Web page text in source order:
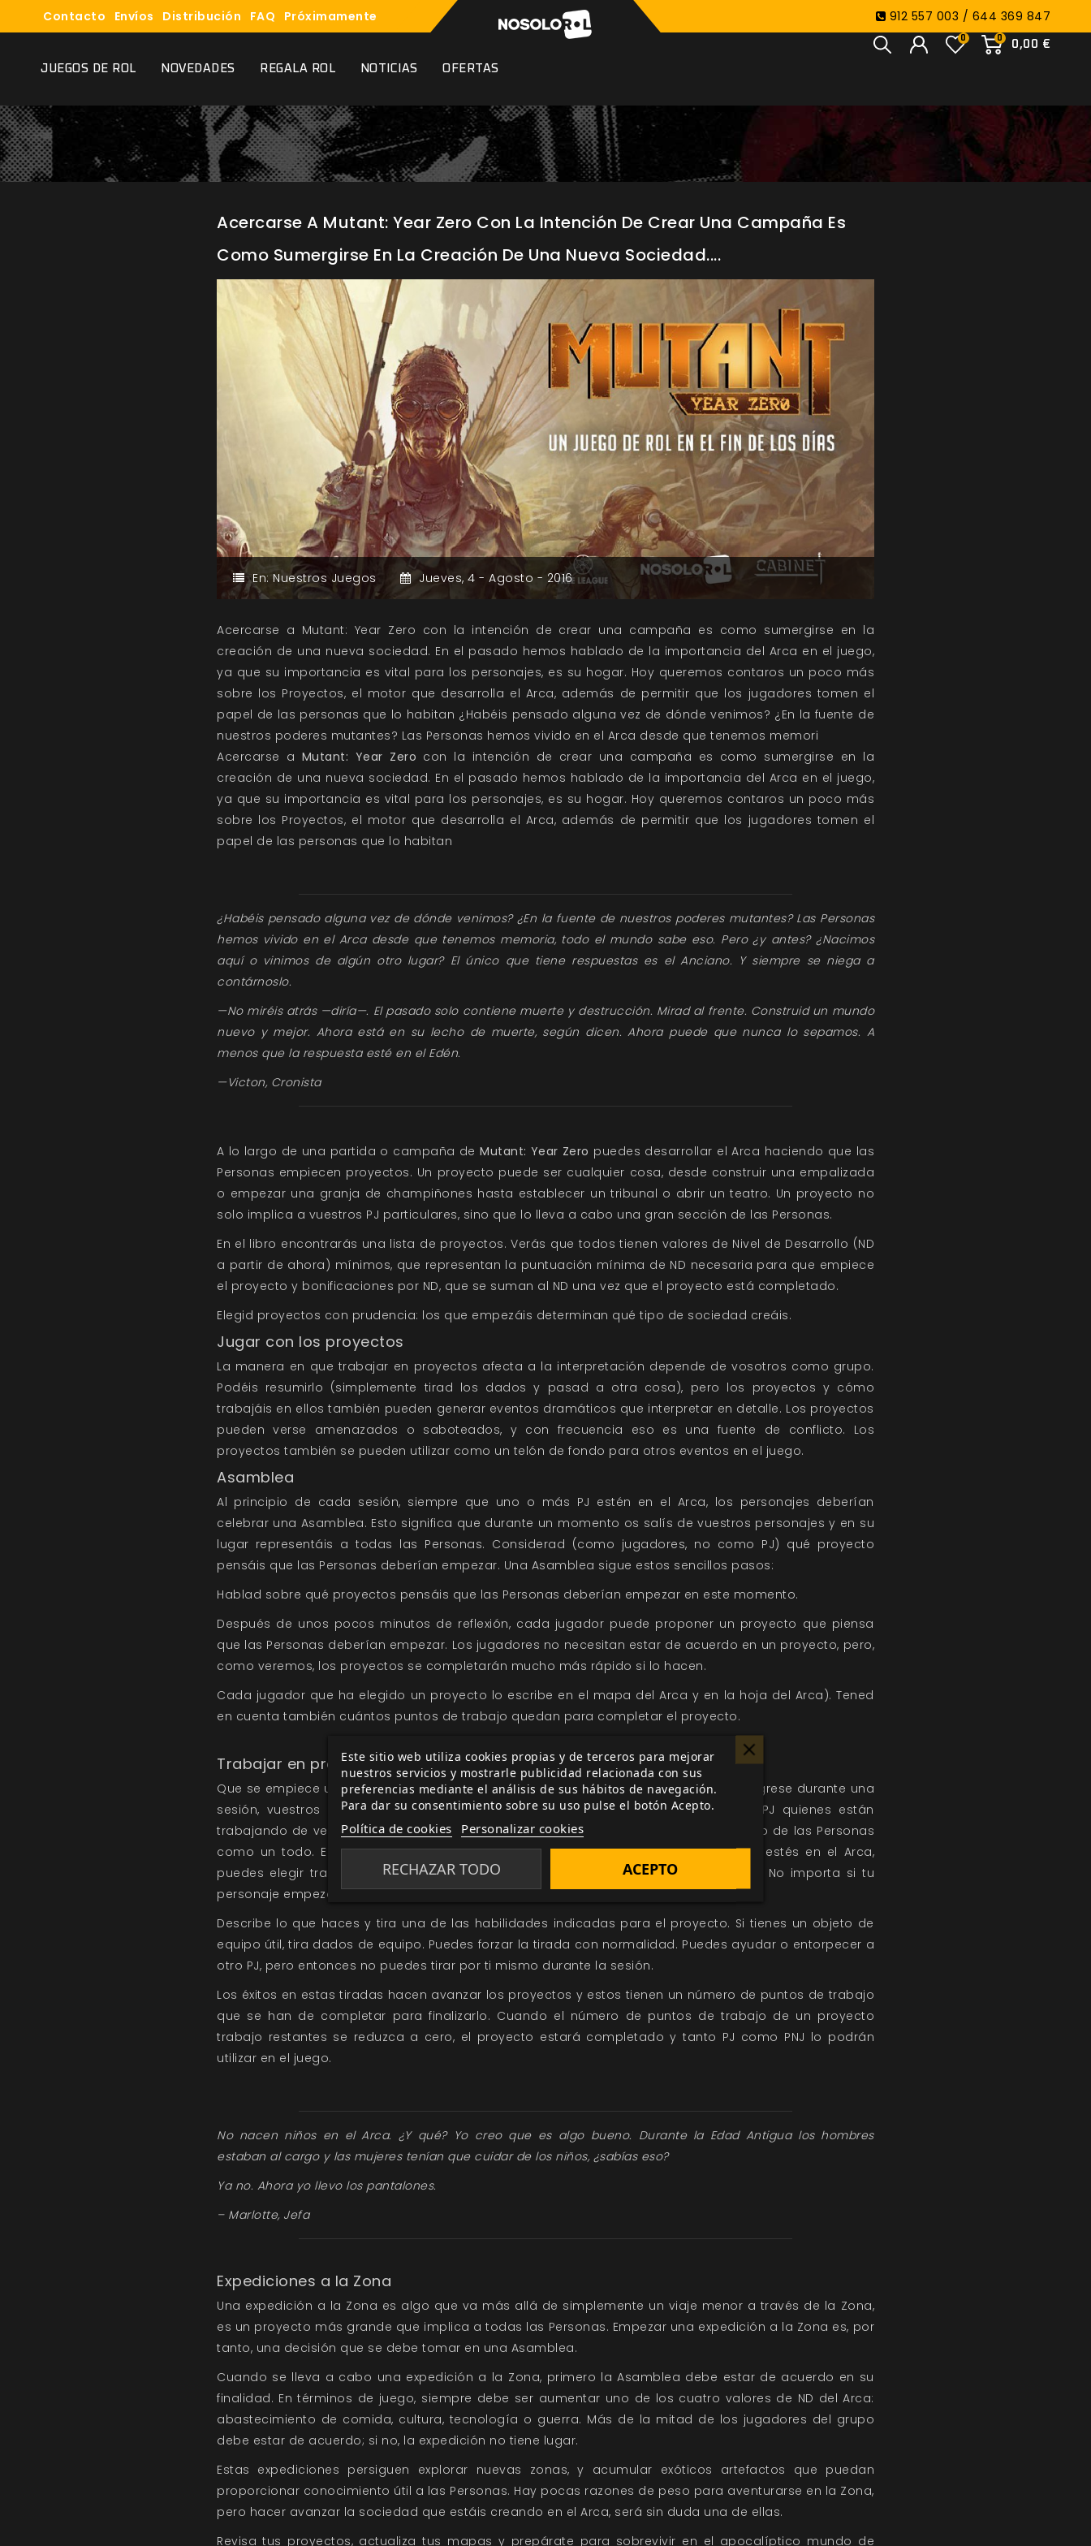
Contacto Envíos Distribución FAQ Próximamente 912 557 003 / 644 369 847
0
0,00 €
0
JUEGOS DE ROL NOVEDADES REGALA ROL NOTICIAS OFERTAS
Acercarse A Mutant: Year Zero Con La Intención De Crear Una Campaña Es
Como Sumergirse En La Creación De Una Nueva Sociedad....
En:Nuestros Juegos Jueves, 4 - Agosto - 2016
Acercarse a Mutant: Year Zero con la intención de crear una campaña es como sumergirse en la
creación de una nueva sociedad. En el pasado hemos hablado de la importancia del Arca en el juego,
ya que su importancia es vital para los personajes, es su hogar. Hoy queremos contaros un poco más
sobre los Proyectos, el motor que desarrolla el Arca, además de permitir que los jugadores tomen el
papel de las personas que lo habitan ¿Habéis pensado alguna vez de dónde venimos? ¿En la fuente de
nuestros poderes mutantes? Las Personas hemos vivido en el Arca desde que tenemos memori
Acercarse a Mutant: Year Zero con la intención de crear una campaña es como sumergirse en la
creación de una nueva sociedad. En el pasado hemos hablado de la importancia del Arca en el juego,
ya que su importancia es vital para los personajes, es su hogar. Hoy queremos contaros un poco más
sobre los Proyectos, el motor que desarrolla el Arca, además de permitir que los jugadores tomen el
papel de las personas que lo habitan
¿Habéis pensado alguna vez de dónde venimos? ¿En la fuente de nuestros poderes mutantes? Las Personas
hemos vivido en el Arca desde que tenemos memoria, todo el mundo sabe eso. Pero ¿y antes? ¿Nacimos
aquí o vinimos de algún otro lugar? El único que tiene respuestas es el Anciano. Y siempre se niega a
contárnoslo.
—No miréis atrás —diría—. El pasado solo contiene muerte y destrucción. Mirad al frente. Construid un mundo
nuevo y mejor. Ahora está en su lecho de muerte, según dicen. Ahora puede que nunca lo sepamos. A
menos que la respuesta esté en el Edén.
—Victon, Cronista
A lo largo de una partida o campaña de Mutant: Year Zero puedes desarrollar el Arca haciendo que las
Personas empiecen proyectos. Un proyecto puede ser cualquier cosa, desde construir una empalizada
o empezar una granja de champiñones hasta establecer un tribunal o abrir un teatro. Un proyecto no
solo implica a vuestros PJ particulares, sino que lo lleva a cabo una gran sección de las Personas.
En el libro encontrarás una lista de proyectos. Verás que todos tienen valores de Nivel de Desarrollo (ND
a partir de ahora) mínimos, que representan la puntuación mínima de ND necesaria para que empiece
el proyecto y bonificaciones por ND, que se suman al ND una vez que el proyecto está completado.
Elegid proyectos con prudencia: los que empezáis determinan qué tipo de sociedad creáis.
Jugar con los proyectos
La manera en que trabajar en proyectos afecta a la interpretación depende de vosotros como grupo.
Podéis resumirlo (simplemente tirad los dados y pasad a otra cosa), pero los proyectos y cómo
trabajáis en ellos también pueden generar eventos dramáticos que interpretar en detalle. Los proyectos
pueden verse amenazados o saboteados, y con frecuencia eso es una fuente de conflicto. Los
proyectos también se pueden utilizar como un telón de fondo para otros eventos en el juego.
Asamblea
Al principio de cada sesión, siempre que uno o más PJ estén en el Arca, los personajes deberían
celebrar una Asamblea. Esto significa que durante un momento os salís de vuestros personajes y en su
lugar representáis a todas las Personas. Considerad (como jugadores, no como PJ) qué proyecto
pensáis que las Personas deberían empezar. Una Asamblea sigue estos sencillos pasos:
Hablad sobre qué proyectos pensáis que las Personas deberían empezar en este momento.
Después de unos pocos minutos de reflexión, cada jugador puede proponer un proyecto que piensa
que las Personas deberían empezar. Los jugadores no necesitan estar de acuerdo en un proyecto, pero,
como veremos, los proyectos se completarán mucho más rápido si lo hacen.
Cada jugador que ha elegido un proyecto lo escribe en el mapa del Arca y en la hoja del Arca). Tened
en cuenta también cuántos puntos de trabajo quedan para completar el proyecto.
Trabajar en proyectos
Que se empiece un proyecto no significa que se complete. Para que un proyecto progrese durante una
sesión, vuestros personajes deben trabajar en él. Por supuesto, no son solo los PJ quienes están
trabajando de verdad, sino que su interés se usa como un indicador del compromiso de las Personas
como un todo. En cualquier momento que quieras durante la sesión, siempre que estés en el Arca,
puedes elegir trabajar en un proyecto. Solo puedes hacer esto una vez por sesión. No importa si tu
personaje empezó este proyecto o no.
Describe lo que haces y tira una de las habilidades indicadas para el proyecto. Si tienes un objeto de
equipo útil, tira dados de equipo. Puedes forzar la tirada con normalidad. Puedes ayudar o entorpecer a
otro PJ, pero entonces no puedes tirar por ti mismo durante la sesión.
Los éxitos en estas tiradas hacen avanzar los proyectos y estos tienen un número de puntos de trabajo
que se han de completar para finalizarlo. Cuando el número de puntos de trabajo de un proyecto
trabajo restantes se reduzca a cero, el proyecto estará completado y tanto PJ como PNJ lo podrán
utilizar en el juego.
No nacen niños en el Arca. ¿Y qué? Yo creo que es algo bueno. Durante la Edad Antigua los hombres
estaban al cargo y las mujeres tenían que cuidar de los niños, ¿sabías eso?
Ya no. Ahora yo llevo los pantalones.
– Marlotte, Jefa
Expediciones a la Zona
Una expedición a la Zona es algo que va más allá de simplemente un viaje menor a través de la Zona,
es un proyecto más grande que implica a todas las Personas. Empezar una expedición a la Zona es, por
tanto, una decisión que se debe tomar en una Asamblea.
Cuando se lleva a cabo una expedición a la Zona, primero la Asamblea debe estar de acuerdo en su
finalidad. En términos de juego, siempre debe ser aumentar uno de los cuatro valores de ND del Arca:
abastecimiento de comida, cultura, tecnología o guerra. Más de la mitad de los jugadores del grupo
debe estar de acuerdo; si no, la expedición no tiene lugar.
Estas expediciones persiguen explorar nuevas zonas, y acumular exóticos artefactos que puedan
proporcionar conocimiento útil a las Personas. Hay pocas razones de peso para aventurarse en la Zona,
pero hacer avanzar la sociedad que estáis creando en el Arca, será sin duda una de ellas.
Revisa tus proyectos, actualiza tus mapas y prepárate para sobrevivir en el apocalíptico mundo de
Este sitio web utiliza cookies propias y de terceros para mejorar
nuestros servicios y mostrarle publicidad relacionada con sus
preferencias mediante el análisis de sus hábitos de navegación.
Para dar su consentimiento sobre su uso pulse el botón Acepto.
Política de cookies Personalizar cookies
RECHAZAR TODO ACEPTO